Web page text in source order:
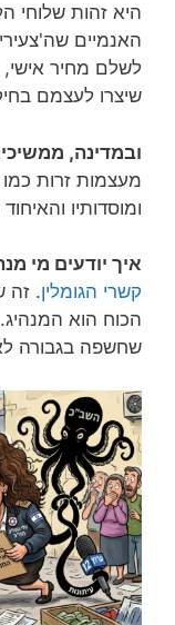
היא זהות שלוחי
האנמיים
לשלם מחיר אישי,
שיצרו לעצמם
ובמדינה,
מעצמות זרות
ומוסדותיו
איך יודעים מי
קשרי הגומלין. זה
הכוח הוא המנהיג.
שחשפה בגבורה